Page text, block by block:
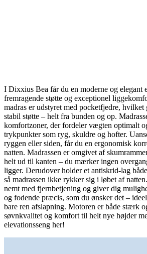
I Dixxius Bea får du en moderne og elegant
fremragende støtte og exceptionel
madras er udstyret med pocketfjedre,
stabil støtte – helt fra bunden og op.
komfortzoner, der fordeler vægten optimalt
trykpunkter som ryg, skuldre og hofter.
ryggen eller siden, får du en ergonomisk
natten. Madrassen er omgivet af
helt ud til kanten – du mærker ingen
ligger. Derudover holder et antiskrid-lag
så madrassen ikke rykker sig i løbet af
nemt med fjernbetjening og giver dig
og fodende præcis, som du ønsker det –
bare ren afslapning. Motoren er både stærk
søvnkvalitet og komfort til helt nye højder
elevationsseng her!